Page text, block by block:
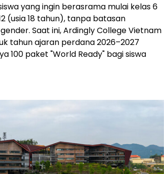
yang ingin berasrama mulai kelas 6
(usia 18 tahun), tanpa batasan
Saat ini, Ardingly College Vietnam
tahun ajaran perdana 2026–2027
100 paket "World Ready" bagi siswa